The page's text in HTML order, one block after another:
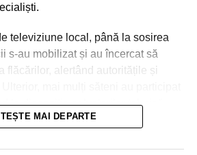
televiziune local, până la sosirea
s-au mobilizat și au încercat să
flăcărilor, alertând autoritățile și
la dispoziția salvatorilor tehnică
apă pentru stingerea incendiului.
MAI DEPARTE